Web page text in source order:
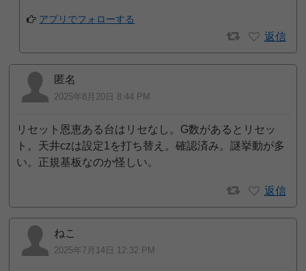
アプリでフォローする
返信
匿名
2025年8月20日 8:44 PM
リセット恩恵ある台はリセなし。G数があるとリセッ
ト。天井czは設定1を打ち替え。確認済み。謎挙動が多
い。正規基板なのか怪しい。
返信
ねこ
2025年7月14日 12:32 PM